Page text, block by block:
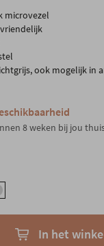
microvezel
ook mogelijk in
8 weken bij jou
In het